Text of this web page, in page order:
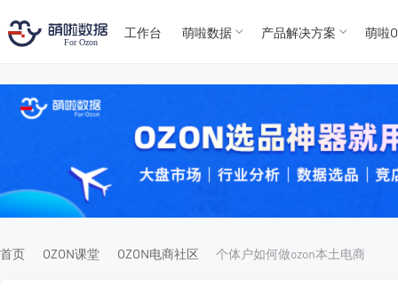
For
For
工作台 萌啦数据 产品解决方案 萌啦
首页 OZON课堂 OZON电商社区 个体户如何做ozon本土电商